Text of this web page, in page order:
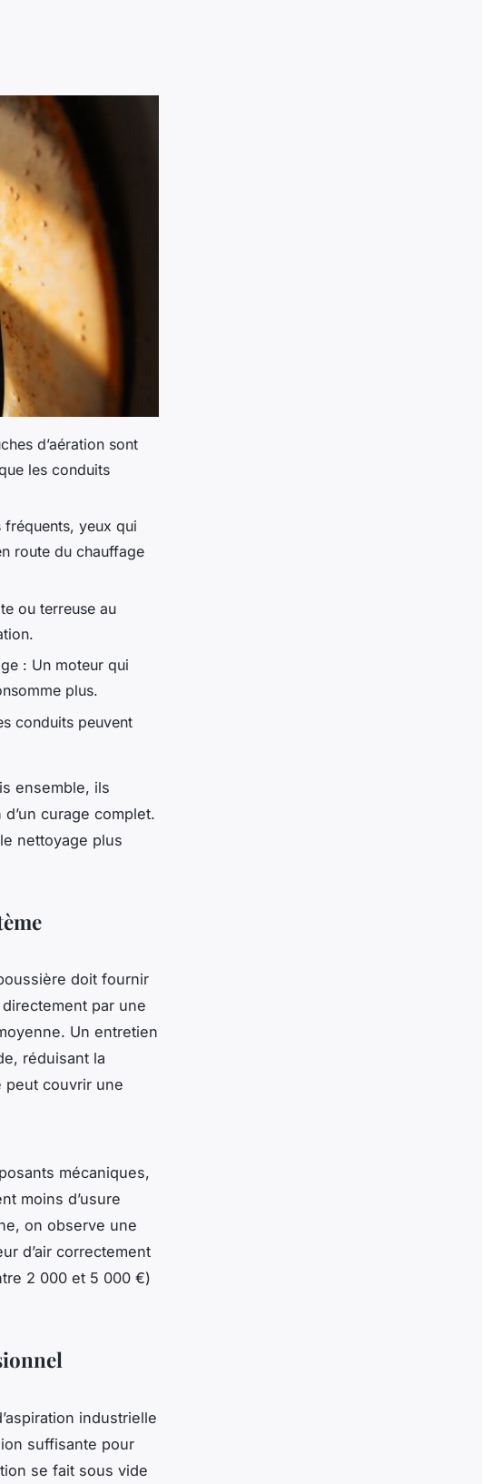
d’aération sont
les conduits
fréquents, yeux qui
route du chauffage
ou terreuse au
: Un moteur qui
plus.
conduits peuvent
ensemble, ils
curage complet.
nettoyage plus
doit fournir
par une
Un entretien
réduisant la
peut couvrir une
mécaniques,
moins d’usure
on observe une
d’air correctement
2 000 et 5 000 €)
industrielle
suffisante pour
se fait sous vide